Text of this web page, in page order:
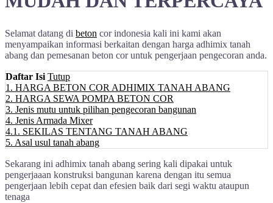
Selamat datang di beton cor indonesia kali ini kami akan
menyampaikan informasi berkaitan dengan harga adhimix tanah
abang dan pemesanan beton cor untuk pengerjaan pengecoran anda.
Daftar Isi Tutup
1. HARGA BETON COR ADHIMIX TANAH ABANG
2. HARGA SEWA POMPA BETON COR
3. Jenis mutu untuk pilihan pengecoran bangunan
4. Jenis Armada Mixer
4.1. SEKILAS TENTANG TANAH ABANG
5. Asal usul tanah abang
Sekarang ini adhimix tanah abang sering kali dipakai untuk
pengerjaaan konstruksi bangunan karena dengan itu semua
pengerjaan lebih cepat dan efesien baik dari segi waktu ataupun
tenaga